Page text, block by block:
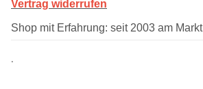
Vertrag widerrufen
Shop mit Erfahrung: seit 2003 am Markt
.